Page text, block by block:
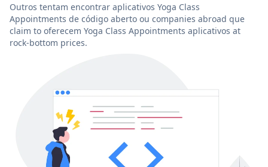
Outros tentam encontrar aplicativos Yoga Class
Appointments de código aberto ou companies abroad que
claim to oferecem Yoga Class Appointments aplicativos at
rock-bottom prices.